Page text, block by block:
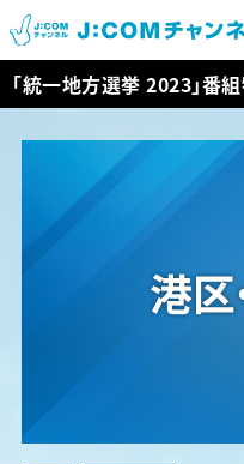
「統一地方選挙 2023」番